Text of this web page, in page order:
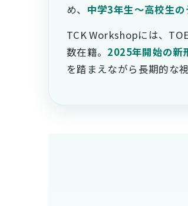
め、 中学3年生〜高校生
TCK Workshopには、
数在籍。 2025年開始の新
を踏まえながら長期的な